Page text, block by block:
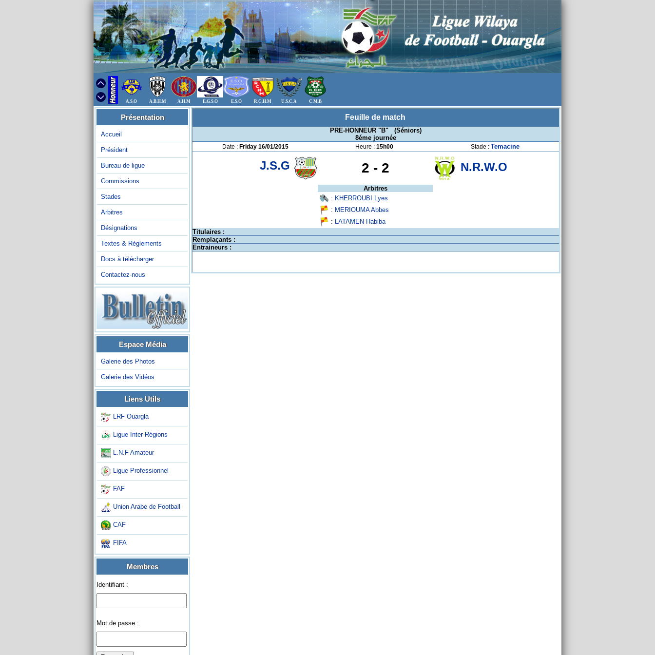
A.S.O A.B.H.M A.H.M E.G.S.O E.S.O R.C.H.M U.S.C.A C.M.B
Présentation
Accueil
Président
Bureau de ligue
Commissions
Stades
Arbitres
Désignations
Textes & Réglements
Docs à télécharger
Contactez-nous
Espace Média
Galerie des Photos
Galerie des Vidéos
Liens Utils
LRF Ouargla
Ligue Inter-Régions
L.N.F Amateur
Ligue Professionnel
FAF
Union Arabe de Football
CAF
FIFA
Membres
Identifiant :
Mot de passe :
Feuille de match
PRE-HONNEUR "B" (Séniors)
8éme journée
Date : Friday 16/01/2015 Heure : 15h00 Stade : Temacine
J.S.G 2 -2 N.R.W.O
Arbitres
: KHERROUBI Lyes
: MERIOUMA Abbes
: LATAMEN Habiba
Titulaires :
Remplaçants :
Entraineurs :